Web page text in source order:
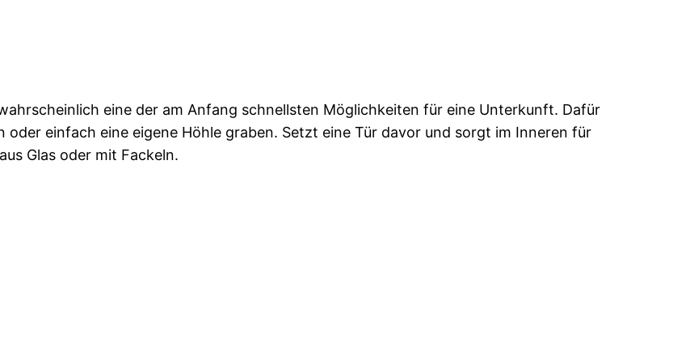
eine der am Anfang schnellsten Möglichkeiten für eine Unterkunft. Dafür
oder einfach eine eigene Höhle graben. Setzt eine Tür davor und sorgt im Inneren für
Glas oder mit Fackeln.